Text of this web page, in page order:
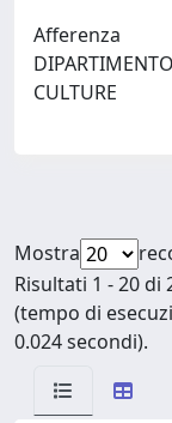
Afferenza
CULTURE
Mostra
Risultati 1 - 20 di
(tempo di
0.024 secondi).